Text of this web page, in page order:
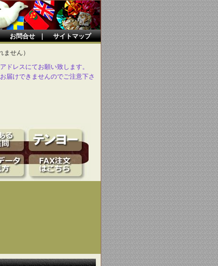
お問合せ｜ サイトマップ
せん）
ドレスにてお願い致します。
届けできませんのでご注意下さ